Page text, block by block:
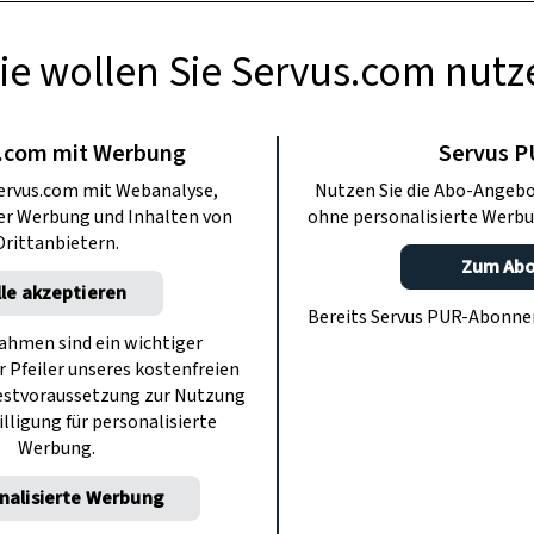
sorgt die Servus-Krimi-
Schauplätze in Österreich
für Verdächtigungen und
wollen Sie Servus.com
mit Werbung
mit Webanalyse,
Werbung und Inhalten von
akzeptieren
sind ein wichtiger
unseres kostenfreien
zur Nutzung
für personalisierte
Werbung.
Werbung
Servus
Nutzen Sie die Abo-
ohne personalisierte
Zum
Bereits Servus PUR-